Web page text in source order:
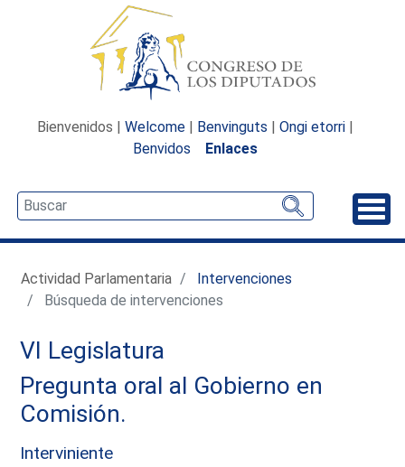
Bienvenidos | Welcome | Benvinguts | Ongi etorri |
Benvidos
Enlaces
Actividad Parlamentaria
Intervenciones
Búsqueda de intervenciones
VI Legislatura
Pregunta oral al Gobierno en
Comisión.
Interviniente